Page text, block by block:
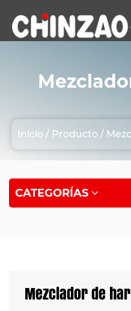
Inicio / Producto /
CATEGORÍAS
Mezclador de